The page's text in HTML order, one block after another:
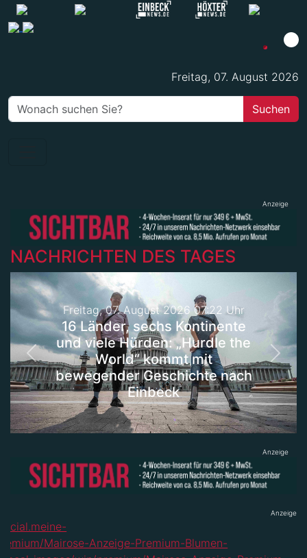
Freitag, 07. August 2026
Anzeige
NACHRICHTEN DES TAGES
Freitag, 07. August 2026 07:22 Uhr
16 Länder, sechs Kontinente
und viele Hürden: „Hurdle the
World“ kommt mit
bewegender Geschichte nach
Einbeck
Previous Next
Anzeige
Anzeige